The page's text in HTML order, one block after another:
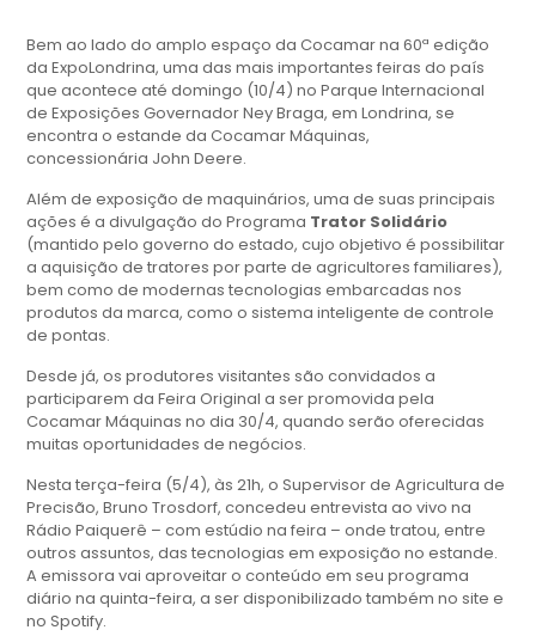
Bem ao lado do amplo espaço da Cocamar na 60ª edição
da ExpoLondrina, uma das mais importantes feiras do país
que acontece até domingo (10/4) no Parque Internacional
de Exposições Governador Ney Braga, em Londrina, se
encontra o estande da Cocamar Máquinas,
concessionária John Deere.
Além de exposição de maquinários, uma de suas principais
ações é a divulgação do Programa Trator Solidário
(mantido pelo governo do estado, cujo objetivo é possibilitar
a aquisição de tratores por parte de agricultores familiares),
bem como de modernas tecnologias embarcadas nos
produtos da marca, como o sistema inteligente de controle
de pontas.
Desde já, os produtores visitantes são convidados a
participarem da Feira Original a ser promovida pela
Cocamar Máquinas no dia 30/4, quando serão oferecidas
muitas oportunidades de negócios.
Nesta terça-feira (5/4), às 21h, o Supervisor de Agricultura de
Precisão, Bruno Trosdorf, concedeu entrevista ao vivo na
Rádio Paiquerê – com estúdio na feira – onde tratou, entre
outros assuntos, das tecnologias em exposição no estande.
A emissora vai aproveitar o conteúdo em seu programa
diário na quinta-feira, a ser disponibilizado também no site e
no Spotify.